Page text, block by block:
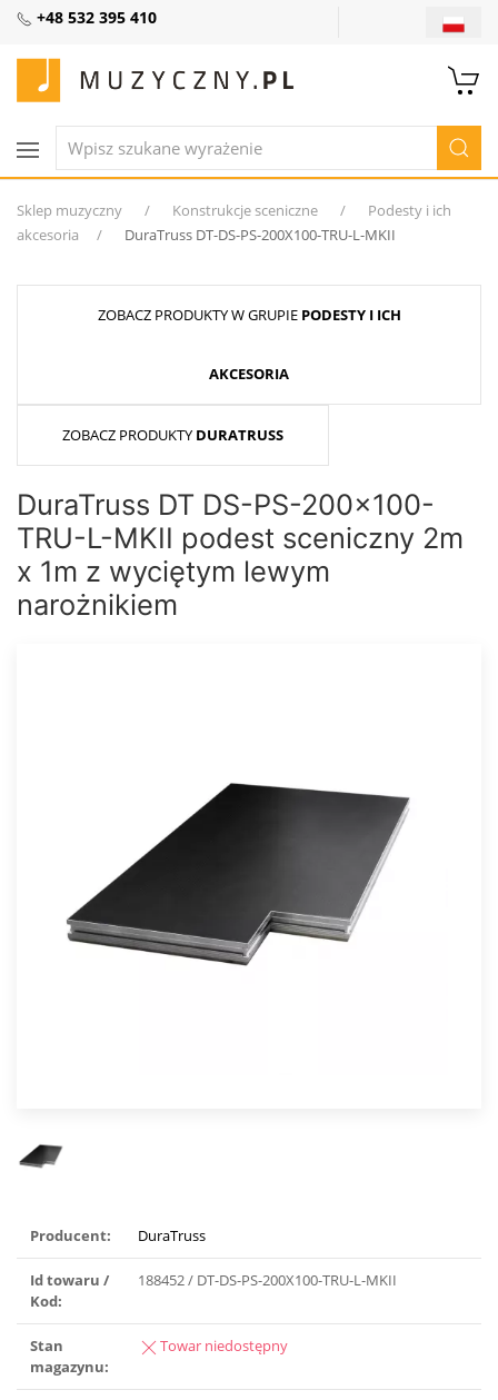
+48 532 395 410
Sklep muzyczny Konstrukcje sceniczne
Podesty i ich
akcesoria
DuraTruss DT-DS-PS-200X100-TRU-L-MKII
ZOBACZ PRODUKTY W GRUPIE PODESTY I ICH
AKCESORIA
ZOBACZ PRODUKTY DURATRUSS
DuraTruss DT DS-PS-200x100-
TRU-L-MKII podest sceniczny 2m
x 1m z wyciętym lewym
narożnikiem
Producent: DuraTruss
Id towaru /
Kod:
188452 / DT-DS-PS-200X100-TRU-L-MKII
Stan
magazynu:
Towar niedostępny